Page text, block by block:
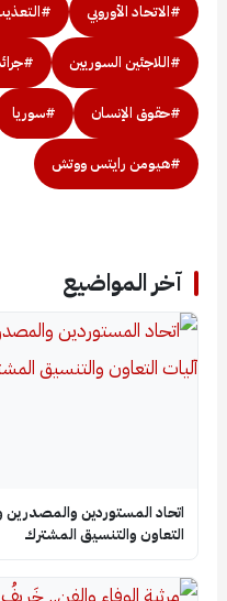
#الاتحاد الأوروبي
#اللاجئين السوريين
#حقوق الإنسان #سوريا
#هيومن رايتس ووتش
آخر المواضيع
اتحاد المستوردين
التعاون والتنسيق المشترك